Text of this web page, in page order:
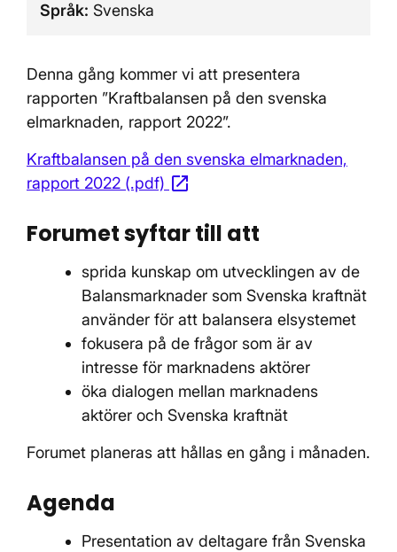
Språk: Svenska
Denna gång kommer vi att presentera
rapporten ”Kraftbalansen på den svenska
elmarknaden, rapport 2022”.
Kraftbalansen på den svenska elmarknaden,
rapport 2022 (.pdf) open_in_new
Forumet syftar till att
sprida kunskap om utvecklingen av de
Balansmarknader som Svenska kraftnät
använder för att balansera elsystemet
fokusera på de frågor som är av
intresse för marknadens aktörer
öka dialogen mellan marknadens
aktörer och Svenska kraftnät
Forumet planeras att hållas en gång i månaden.
Agenda
Presentation av deltagare från Svenska